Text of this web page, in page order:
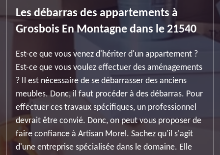
Les débarras des appartements à
Grosbois En Montagne dans le 21540
Est-ce que vous venez d'hériter d'un appartement ?
Est-ce que vous voulez effectuer des aménagements
? Il est nécessaire de se débarrasser des anciens
meubles. Donc, il faut procéder à des débarras. Pour
effectuer ces travaux spécifiques, un professionnel
devrait être convié. Donc, on peut vous proposer de
faire confiance à Artisan Morel. Sachez qu'il s'agit
d'une entreprise spécialisée dans le domaine. Elle